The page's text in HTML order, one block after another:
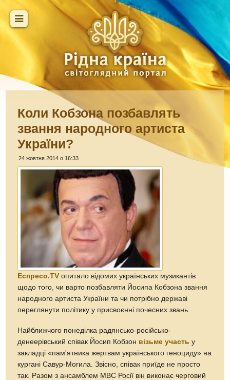
Коли Кобзона позбавлять
звання народного артиста
України?
24 жовтня 2014 о 16:33
Еспресо.TV опитало відомих українських музикантів
щодо того, чи варто позбавляти Йосипа Кобзона звання
народного артиста України та чи потрібно державі
переглянути політику у присвоєнні почесних звань.
Найближчого понеділка радянсько-російсько-
денеерівський співак Йосип Кобзон візьме участь у
закладці «пам'ятника жертвам українського геноциду» на
кургані Савур-Могила. Звісно, співак приїде не просто
так. Разом з ансамблем МВС Росії він виконає черговий